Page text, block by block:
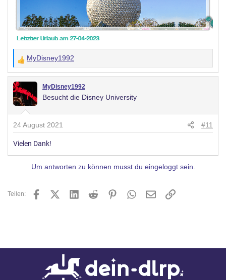
W
e
r
t
n
g
e
n
MyDisney1992
MyDisney1992
Besucht die Disney University
24 August 2021 #11
Vielen Dank!
Um antworten zu können musst du eingeloggt sein.
Teilen: FacebookX (Twitter)LinkedInReddit PinterestWhatsApp
E-MailLink